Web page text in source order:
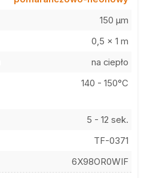
150 µm
0,5 x 1 m
na ciepło
140 - 150°C
5 - 12 sek.
TF-0371
6X98OR0WIF